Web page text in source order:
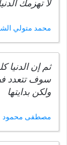
لا تهزمك
محمد متولي
ثم إن
سوف تتعدد
ولكن بدايتها
مصطفى محمود